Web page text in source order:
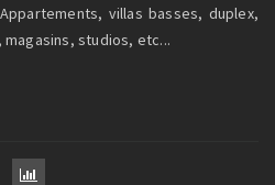
villas basses, duplex,
studios, etc...